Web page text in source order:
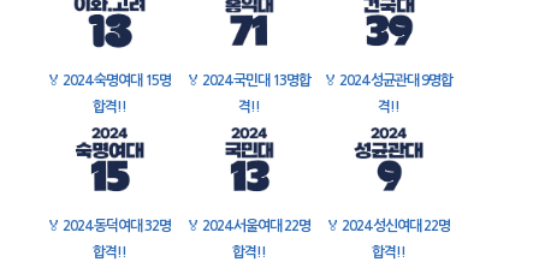
🏅 2024 숙명여대 15명
합격!!
🏅 2024 국민대 13명합
격!!
🏅 2024 성균관대 9명합
격!!
🏅 2024 동덕여대 32명
합격!!
🏅 2024 서울여대 22명
합격!!
🏅 2024 성신여대 22명
합격!!